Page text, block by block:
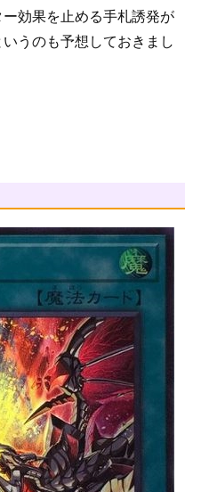
効果を止める手札誘発が
うのも予想しておきまし